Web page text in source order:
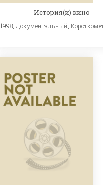
История(и) кино
1998,Документальный,